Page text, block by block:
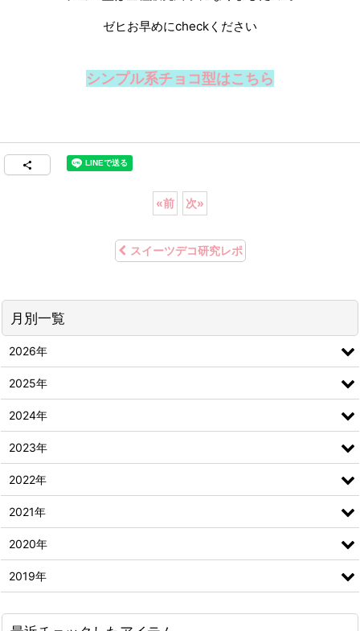
ゼヒお早めにcheckください
シンプル系チョコ型はこちら
«前 次»
スイーツデコ研究レポ
月別一覧
2026年
2025年
2024年
2023年
2022年
2021年
2020年
2019年